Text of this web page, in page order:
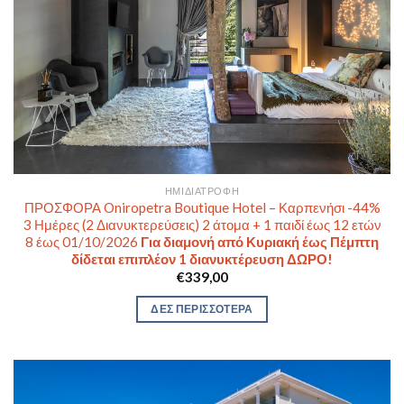
ΗΜΙΔΙΑΤΡΟΦΉ
ΠΡΟΣΦΟΡΑ Oniropetra Boutique Hotel – Καρπενήσι -44%
3 Ημέρες (2 Διανυκτερεύσεις) 2 άτομα + 1 παιδί έως 12 ετών
8 έως 01/10/2026 Για διαμονή από Κυριακή έως Πέμπτη
δίδεται επιπλέον 1 διανυκτέρευση ΔΩΡΟ!
€339,00
ΔΕΣ ΠΕΡΙΣΣΟΤΕΡΑ